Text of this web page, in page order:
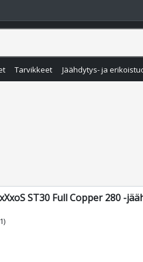
Tarvikkeet Jäähdytys- ja
ST30 Full Copper 280 -